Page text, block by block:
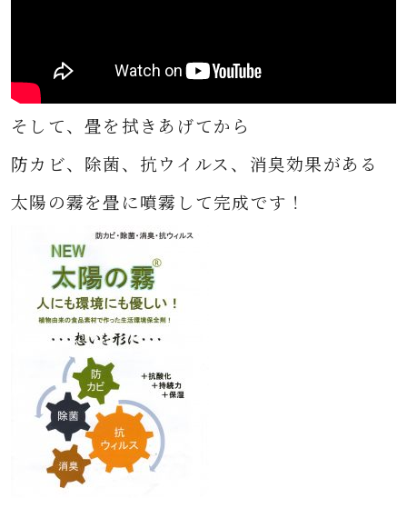
そして、畳を拭きあげてから
防カビ、除菌、抗ウイルス、消臭効果がある
太陽の霧を畳に噴霧して完成です！